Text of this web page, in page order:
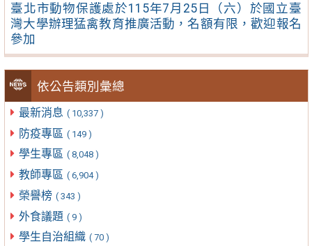
臺北市動物保護處於115年7月25日（六）於國立臺
灣大學辦理猛禽教育推廣活動，名額有限，歡迎報名
參加
依公告類別彙總
最新消息 ( 10,337 )
防疫專區 ( 149 )
學生專區 ( 8,048 )
教師專區 ( 6,904 )
榮譽榜 ( 343 )
外食議題 ( 9 )
學生自治組織 ( 70 )